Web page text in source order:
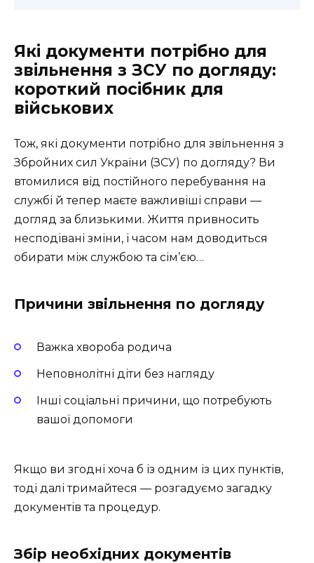
Які документи потрібно для
звільнення з ЗСУ по догляду:
короткий посібник для
військових
Тож, які документи потрібно для звільнення з
Збройних сил України (ЗСУ) по догляду? Ви
втомилися від постійного перебування на
службі й тепер маєте важливіші справи —
догляд за близькими. Життя привносить
несподівані зміни, і часом нам доводиться
обирати між службою та сім’єю…
Причини звільнення по догляду
Важка хвороба родича
Неповнолітні діти без нагляду
Інші соціальні причини, що потребують
вашої допомоги
Якщо ви згодні хоча б із одним із цих пунктів,
тоді далі тримайтеся — розгадуємо загадку
документів та процедур.
Збір необхідних документів